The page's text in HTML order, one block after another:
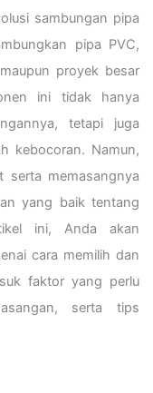
sambungan pipa
pipa PVC,
proyek besar
ini tidak hanya
tetapi juga
kebocoran. Namun,
serta memasangnya
yang baik tentang
ini, Anda akan
cara memilih dan
faktor yang perlu
serta tips